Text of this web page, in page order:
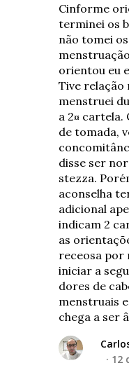
Cinforme
terminei os
não tomei
orientou eu
Tive relação
menstruei
a 2¤ cartela.
de tomada,
disse ser
stezza.
aconselha
adicional
indicam 2
as
receosa por
iniciar a
dores de
menstruais
chega a ser
12